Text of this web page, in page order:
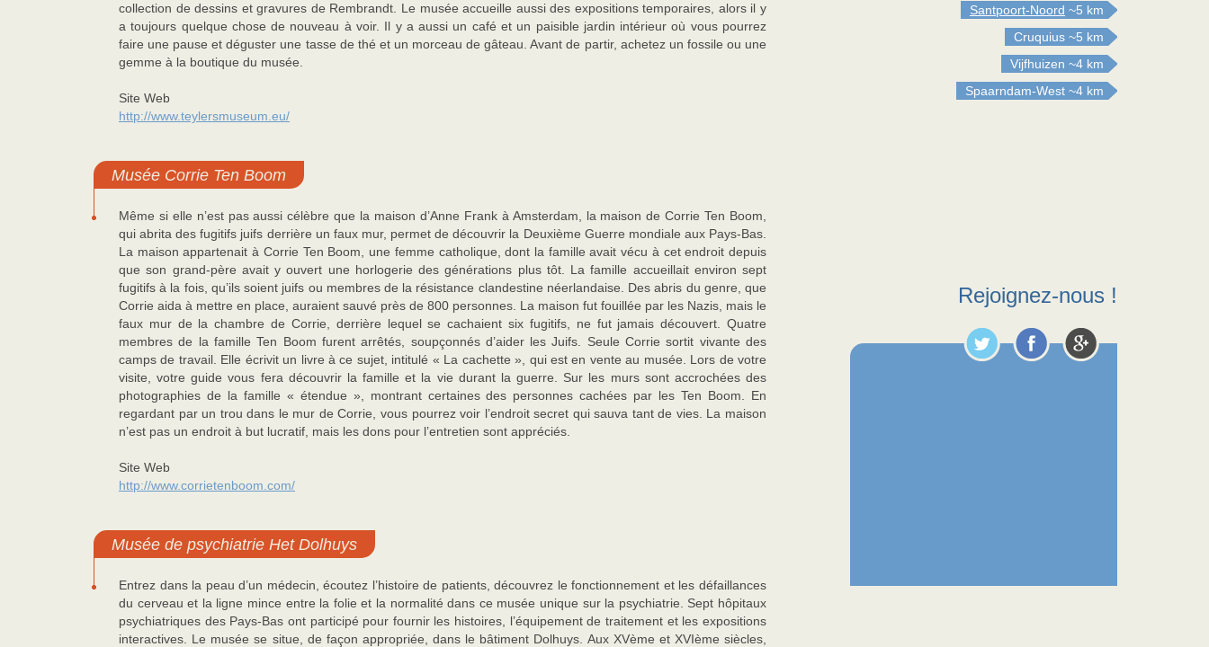
collection de dessins et gravures de Rembrandt. Le musée accueille aussi des expositions temporaires, alors il y
a toujours quelque chose de nouveau à voir. Il y a aussi un café et un paisible jardin intérieur où vous pourrez
faire une pause et déguster une tasse de thé et un morceau de gâteau. Avant de partir, achetez un fossile ou une
gemme à la boutique du musée.
Site Web
http://www.teylersmuseum.eu/
Musée Corrie Ten Boom
Même si elle n’est pas aussi célèbre que la maison d’Anne Frank à Amsterdam, la maison de Corrie Ten Boom,
qui abrita des fugitifs juifs derrière un faux mur, permet de découvrir la Deuxième Guerre mondiale aux Pays-Bas.
La maison appartenait à Corrie Ten Boom, une femme catholique, dont la famille avait vécu à cet endroit depuis
que son grand-père avait y ouvert une horlogerie des générations plus tôt. La famille accueillait environ sept
fugitifs à la fois, qu’ils soient juifs ou membres de la résistance clandestine néerlandaise. Des abris du genre, que
Corrie aida à mettre en place, auraient sauvé près de 800 personnes. La maison fut fouillée par les Nazis, mais le
faux mur de la chambre de Corrie, derrière lequel se cachaient six fugitifs, ne fut jamais découvert. Quatre
membres de la famille Ten Boom furent arrêtés, soupçonnés d’aider les Juifs. Seule Corrie sortit vivante des
camps de travail. Elle écrivit un livre à ce sujet, intitulé « La cachette », qui est en vente au musée. Lors de votre
visite, votre guide vous fera découvrir la famille et la vie durant la guerre. Sur les murs sont accrochées des
photographies de la famille « étendue », montrant certaines des personnes cachées par les Ten Boom. En
regardant par un trou dans le mur de Corrie, vous pourrez voir l’endroit secret qui sauva tant de vies. La maison
n’est pas un endroit à but lucratif, mais les dons pour l’entretien sont appréciés.
Site Web
http://www.corrietenboom.com/
Musée de psychiatrie Het Dolhuys
Entrez dans la peau d’un médecin, écoutez l’histoire de patients, découvrez le fonctionnement et les défaillances
du cerveau et la ligne mince entre la folie et la normalité dans ce musée unique sur la psychiatrie. Sept hôpitaux
psychiatriques des Pays-Bas ont participé pour fournir les histoires, l’équipement de traitement et les expositions
interactives. Le musée se situe, de façon appropriée, dans le bâtiment Dolhuys. Aux XVème et XVIème siècles,
Santpoort-Noord ~5 km
Cruquius ~5 km
Vijfhuizen ~4 km
Spaarndam-West ~4 km
Rejoignez-nous !